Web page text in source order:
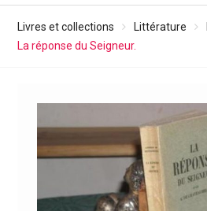
Livres et collections Littérature
La réponse du Seigneur.